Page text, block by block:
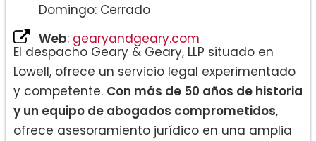
Domingo: Cerrado
Web: gearyandgeary.com
El despacho Geary & Geary, LLP situado en
Lowell, ofrece un servicio legal experimentado
y competente. Con más de 50 años de historia
y un equipo de abogados comprometidos,
ofrece asesoramiento jurídico en una amplia